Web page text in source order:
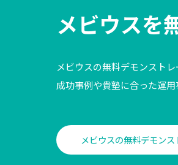
メビウスを
メビウスの無料デモンストレ
成功事例や貴塾に合った運用
メビウスの無料デモンス